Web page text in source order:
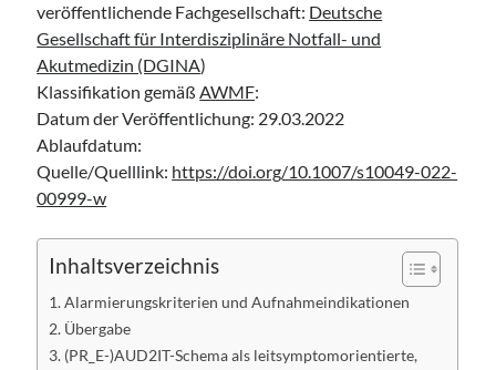
veröffentlichende Fachgesellschaft: Deutsche
Gesellschaft für Interdisziplinäre Notfall- und
Akutmedizin (DGINA)
Klassifikation gemäßAWMF:
Datum der Veröffentlichung: 29.03.2022
Ablaufdatum:
Quelle/Quelllink: https://doi.org/10.1007/s10049-022-
00999-w
Inhaltsverzeichnis
Alarmierungskriterien und Aufnahmeindikationen
Übergabe
(PR_E-)AUD2IT-Schema als leitsymptomorientierte,